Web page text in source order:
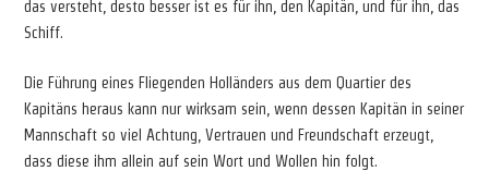
das versteht, desto besser ist es für ihn, den Kapitän, und für ihn, das
Schiff.
Die Führung eines Fliegenden Holländers aus dem Quartier des
Kapitäns heraus kann nur wirksam sein, wenn dessen Kapitän in seiner
Mannschaft so viel Achtung, Vertrauen und Freundschaft erzeugt,
dass diese ihm allein auf sein Wort und Wollen hin folgt.